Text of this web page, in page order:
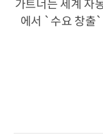
가트너는 세계 자
에서 `수요 창출`